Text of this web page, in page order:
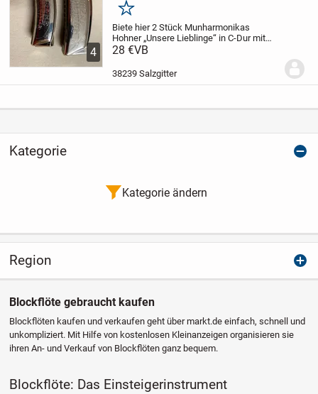
4
Merken
Biete hier 2 Stück Munharmonikas
Hohner „Unsere Lieblinge“ in C-Dur mit
OVP an. 32 bzw 24 Stimmen.
bespielt.Privatverkauf daher ohne
Gewährleistung und...
28 €VB
38239 Salzgitter
Kategorie
Kategorie ändern
Region
Blockflöte gebraucht kaufen
Blockflöten kaufen und verkaufen geht über markt.de einfach, schnell und
unkompliziert. Mit Hilfe von kostenlosen Kleinanzeigen organisieren sie
ihren An- und Verkauf von Blockflöten ganz bequem.
Blockflöte: Das Einsteigerinstrument